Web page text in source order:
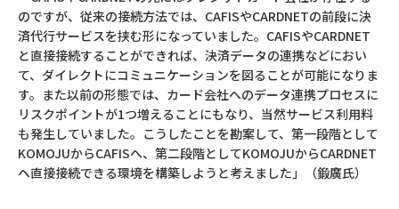
のですが、従来の接続方法では、CAFISやCARDNETの前段に決
済代行サービスを挟む形になっていました。CAFISやCARDNET
と直接接続することができれば、決済データの連携などにおい
て、ダイレクトにコミュニケーションを図ることが可能になりま
す。また以前の形態では、カード会社へのデータ連携プロセスに
リスクポイントが1つ増えることにもなり、当然サービス利用料
も発生していました。こうしたことを勘案して、第一段階として
KOMOJUからCAFISへ、第二段階としてKOMOJUからCARDNET
へ直接接続できる環境を構築しようと考えました」（鍛廣氏）